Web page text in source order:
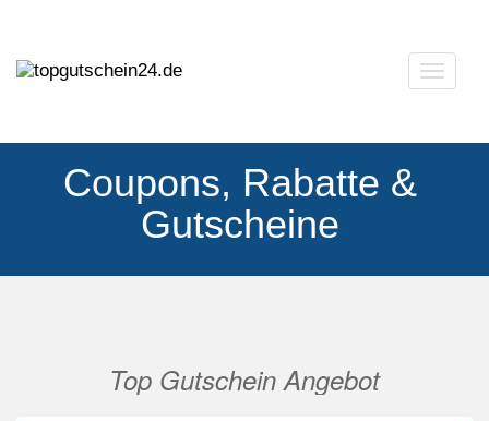
Coupons, Rabatte &
Gutscheine
Top Gutschein Angebot